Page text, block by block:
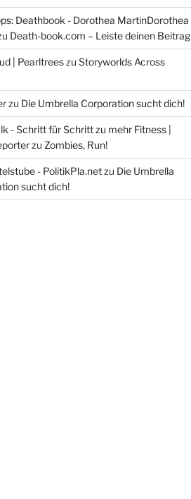
Deathbook - Dorothea MartinDorothea
Death-book.com – Leiste deinen Beitrag
| Pearltreeszu Storyworlds Across
zu Die Umbrella Corporation sucht dich!
- Schritt für Schritt zu mehr Fitness |
zu Zombies, Run!
- PolitikPla.netzu Die Umbrella
sucht dich!